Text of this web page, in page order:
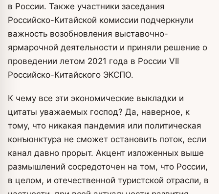
в России. Также участники заседания
Российско-Китайской комиссии подчеркнули
важность возобновления выставочно-
ярмарочной деятельности и приняли решение о
проведении летом 2021 года в России VII
Российско-Китайского ЭКСПО.
К чему все эти экономические выкладки и
цитаты уважаемых господ? Да, наверное, к
тому, что никакая пандемия или политическая
конъюнктура не сможет остановить поток, если
канал давно прорыт. Акцент изложенных выше
размышлений сосредоточен на том, что России,
в целом, и отечественной туристской отрасли, в